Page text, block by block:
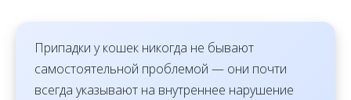
Припадки у кошек никогда не бывают
самостоятельной проблемой — они почти
всегда указывают на внутреннее нарушение